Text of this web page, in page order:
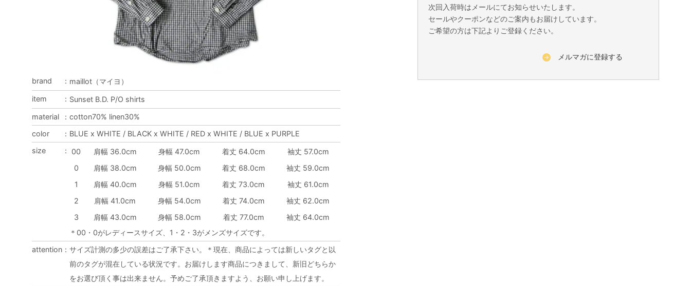
次回入荷時はメールにてお知らせいたします。
セールやクーポンなどのご案内もお届けしています。
ご希望の方は下記よりご登録ください。
メルマガに登録する
brand ： maillot（マイヨ）
item
： Sunset B.D. P/O shirts
material
： cotton70% linen30%
color
： BLUE x WHITE / BLACK x WHITE / RED x WHITE / BLUE x PURPLE
size
： 00 肩幅 36.0cm 身幅 47.0cm 着丈 64.0cm
袖丈 57.0cm
0
肩幅 38.0cm 身幅 50.0cm 着丈 68.0cm
袖丈 59.0cm
1
肩幅 40.0cm 身幅 51.0cm 着丈 73.0cm
袖丈 61.0cm
2
肩幅 41.0cm 身幅 54.0cm 着丈 74.0cm
袖丈 62.0cm
3
肩幅 43.0cm 身幅 58.0cm 着丈 77.0cm
袖丈 64.0cm
＊00・0がレディースサイズ、1・2・3がメンズサイズです。
attention ： サイズ計測の多少の誤差はご了承下さい。＊現在、商品によっては新しいタグと以
前のタグが混在している状況です。お届けします商品につきまして、新旧どちらか
をお選び頂く事は出来ません。予めご了承頂きますよう、お願い申し上げます。